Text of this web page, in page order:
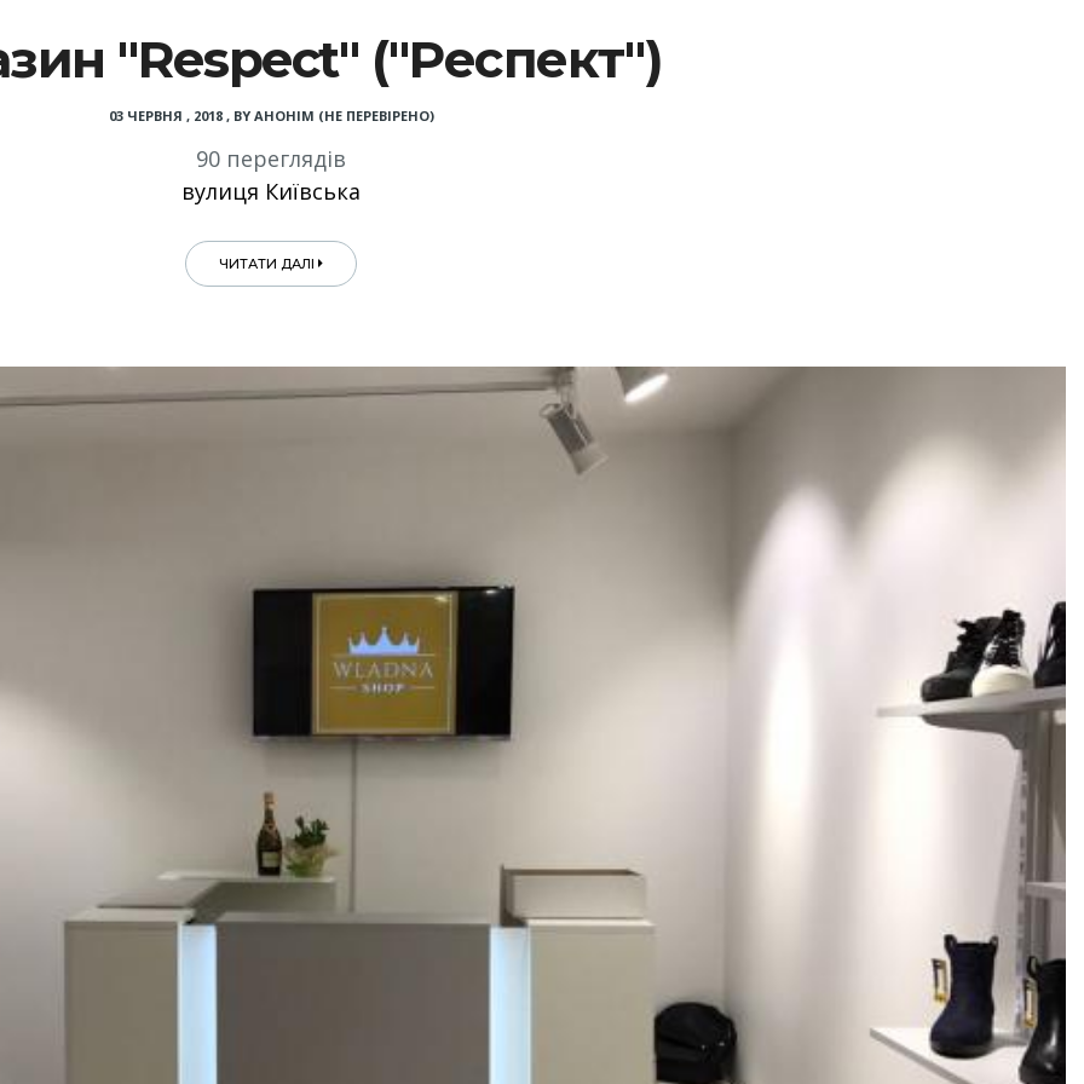
"Respect" ("Респект")
03 ЧЕРВНЯ , 2018, BY АНОНІМ (НЕ ПЕРЕВІРЕНО)
90 переглядів
вулиця Київська
ЧИТАТИ ДАЛІ